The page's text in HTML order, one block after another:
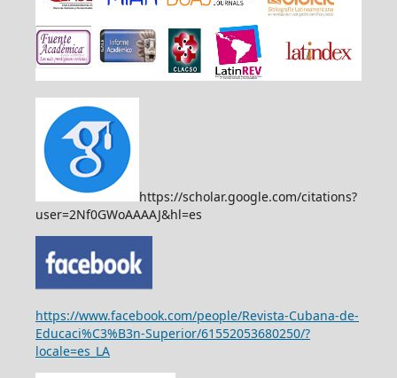
https://scholar.google.com/citations?
user=2Nf0GWoAAAAJ&hl=es
https://www.facebook.com/people/Revista-Cubana-de-
Educaci%C3%B3n-Superior/61552053680250/?
locale=es_LA